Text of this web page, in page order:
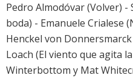
Pedro Almodóvar (Volver) -
boda) - Emanuele Crialese (
Henckel von Donnersmarck
Loach (El viento que agita
Winterbottom y Mat